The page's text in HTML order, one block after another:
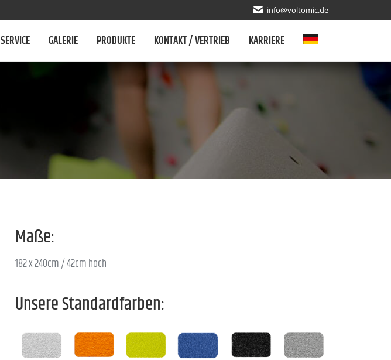
info@voltomic.de
SERVICE GALERIE PRODUKTE KONTAKT / VERTRIEB KARRIERE
Maße:
182 x 240cm / 42cm hoch
Unsere Standardfarben: